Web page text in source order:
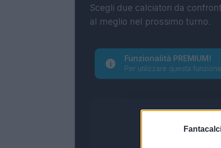
Scegli due calciatori da
al meglio nel prossimo turno.
Funzionalità PREMIUM!
Per utilizzare questa